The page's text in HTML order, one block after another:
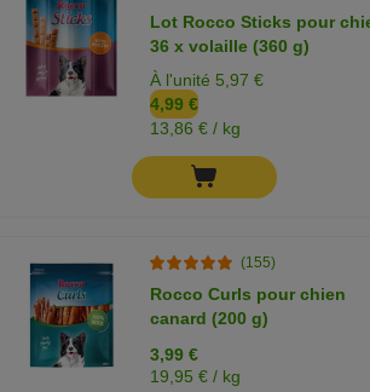
Lot Rocco Sticks pour
36 x volaille (360 g)
À l'unité 5,97 €
4,99 €
13,86 € / kg
(155)
Rocco Curls pour chien
canard (200 g)
3,99 €
19,95 € / kg